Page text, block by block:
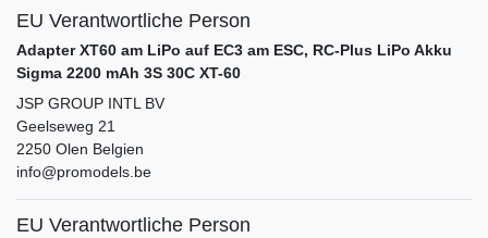
EU Verantwortliche Person
Adapter XT60 am LiPo auf EC3 am ESC, RC-Plus LiPo Akku
Sigma 2200 mAh 3S 30C XT-60
JSP GROUP INTL BV
Geelseweg 21
2250 Olen Belgien
info@promodels.be
EU Verantwortliche Person